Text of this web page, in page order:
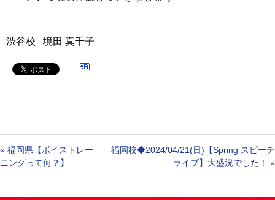
渋谷校 境田 真千子
« 福岡県【ボイストレー
ニングって何？】
福岡校◆2024/04/21(日)【Spring スピーチ
ライブ】大盛況でした！
»